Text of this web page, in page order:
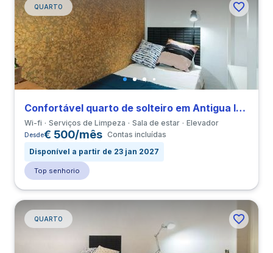
QUARTO
Confortável quarto de solteiro em Antigua Izquierda de Eixample perto de UB
Wi-fi Serviços de Limpeza Sala de estar Elevador
Desde€ 500/mês Contas incluídas
Disponível a partir de 23 jan 2027
Top senhorio
QUARTO